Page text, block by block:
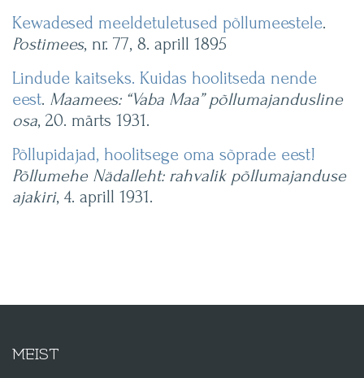
Kewadesed meeldetuletused põllumeestele.
Postimees, nr. 77, 8. aprill 1895
Lindude kaitseks. Kuidas hoolitseda nende
eest. Maamees: “Vaba Maa” põllumajandusline
osa, 20. märts 1931.
Põllupidajad, hoolitsege oma sõprade eest!
Põllumehe Nädalleht: rahvalik põllumajanduse
ajakiri, 4. aprill 1931.
MEIST